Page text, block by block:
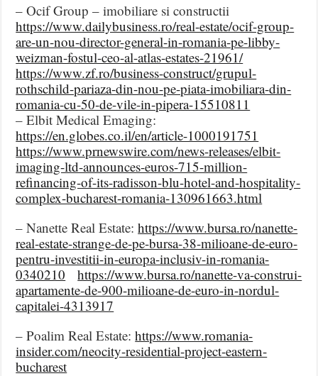
– Ocif Group – imobiliare si constructii
https://www.dailybusiness.ro/real-estate/ocif-group-
are-un-nou-director-general-in-romania-pe-libby-
weizman-fostul-ceo-al-atlas-estates-21961/
https://www.zf.ro/business-construct/grupul-
rothschild-pariaza-din-nou-pe-piata-imobiliara-din-
romania-cu-50-de-vile-in-pipera-15510811
– Elbit Medical Emaging:
https://en.globes.co.il/en/article-1000191751
https://www.prnewswire.com/news-releases/elbit-
imaging-ltd-announces-euros-715-million-
refinancing-of-its-radisson-blu-hotel-and-hospitality-
complex-bucharest-romania-130961663.html
– Nanette Real Estate:https://www.bursa.ro/nanette-
real-estate-strange-de-pe-bursa-38-milioane-de-euro-
pentru-investitii-in-europa-inclusiv-in-romania-
0340210
https://www.bursa.ro/nanette-va-construi-
apartamente-de-900-milioane-de-euro-in-nordul-
capitalei-4313917
– Poalim Real Estate:https://www.romania-
insider.com/neocity-residential-project-eastern-
bucharest